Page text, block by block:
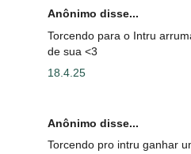
Anônimo disse...
Torcendo para o Intru
de sua <3
18.4.25
Anônimo disse...
Torcendo pro intru ganhar